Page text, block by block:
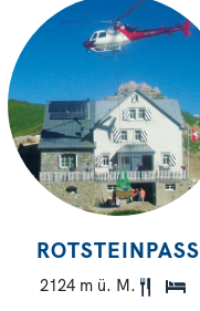
ROTSTEINPASS
2124 m ü. M.